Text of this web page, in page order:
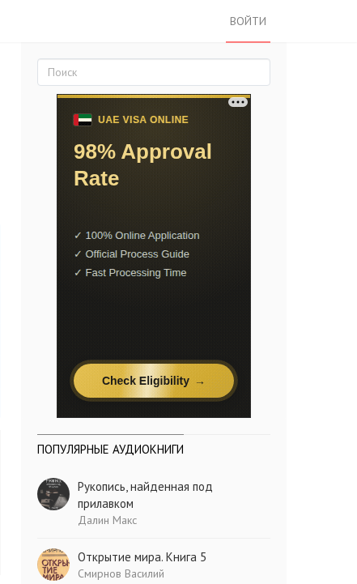
ВОЙТИ
ПОПУЛЯРНЫЕ АУДИОКНИГИ
Рукопись, найденная под
прилавком
Далин Макс
Открытие мира. Книга 5
Смирнов Василий